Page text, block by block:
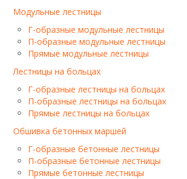
Модульные лестницы
Г-образные модульные лестницы
П-образные модульные лестницы
Прямые модульные лестницы
Лестницы на больцах
Г-образные лестницы на больцах
П-образные лестницы на больцах
Прямые лестницы на больцах
Обшивка бетонных маршей
Г-образные бетонные лестницы
П-образные бетонные лестницы
Прямые бетонные лестницы